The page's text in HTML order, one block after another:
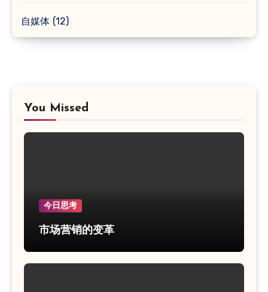
自媒体 (12)
You Missed
今日思考
市场营销的变革